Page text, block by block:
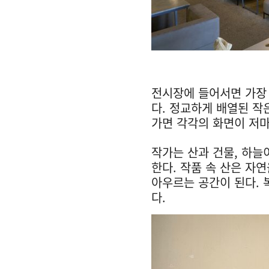
전시장에 들어서면 가
다. 정교하게 배열된 작
가면 각각의 화면이 저
작가는 산과 건물, 하늘
한다. 작품 속 산은 자
아우르는 공간이 된다.
다.